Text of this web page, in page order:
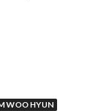
WOO HYUN